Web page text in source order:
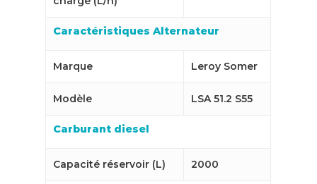
Caractéristiques Alternateur
Marque Leroy Somer
Modèle LSA 51.2 S55
Carburant diesel
Capacité réservoir (L) 2000